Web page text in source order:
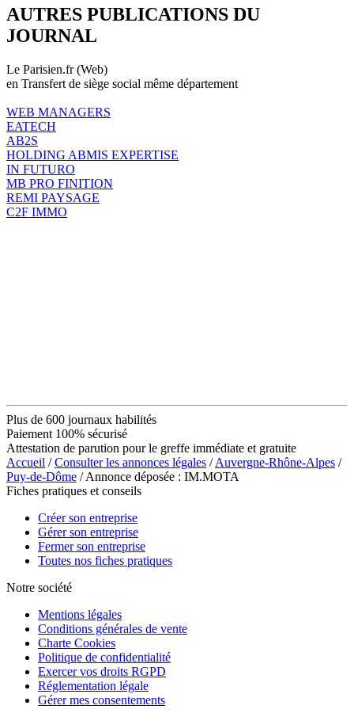
AUTRES PUBLICATIONS DU
JOURNAL
Le Parisien.fr (Web)
en Transfert de siège social même département
WEB MANAGERS
EATECH
AB2S
HOLDING ABMIS EXPERTISE
IN FUTURO
MB PRO FINITION
REMI PAYSAGE
C2F IMMO
Plus de 600 journaux habilités
Paiement 100% sécurisé
Attestation de parution pour le greffe immédiate et gratuite
Accueil /Consulter les annonces légales /Auvergne-Rhône-Alpes /
Puy-de-Dôme / Annonce déposée : IM.MOTA
Fiches pratiques et conseils
Créer son entreprise
Gérer son entreprise
Fermer son entreprise
Toutes nos fiches pratiques
Notre société
Mentions légales
Conditions générales de vente
Charte Cookies
Politique de confidentialité
Exercer vos droits RGPD
Réglementation légale
Gérer mes consentements